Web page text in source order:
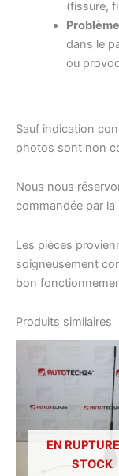
(fissure,
dans le
ou
Sauf indication
photos sont non
Nous nous
commandée par
Les pièces
soigneusement
bon
Produits similaires
EN
STOCK